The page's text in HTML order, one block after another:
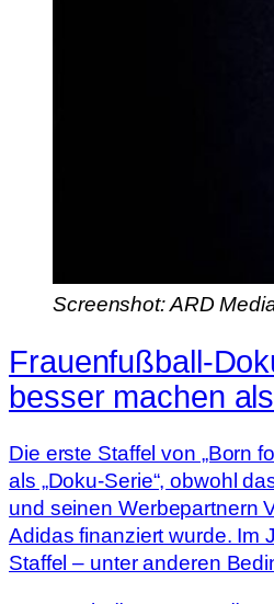
Screenshot: ARD
Frauenfußball-
besser machen
Die erste Staffel von „Born
als „Doku-Serie“, obwohl
und seinen Werbepartnern
Adidas finanziert wurde. Im
Staffel – unter anderen